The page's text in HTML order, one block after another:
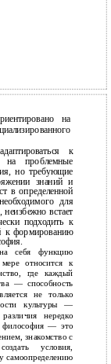
на
к
на проблемные
но требующие
знаний и
в определенной
для
встает
подходить к
к формированию
себя функцию
относится к
где каждый
— способность
не только
культуры —
нередко
философия — это
знакомство с
условия,
самоопределению